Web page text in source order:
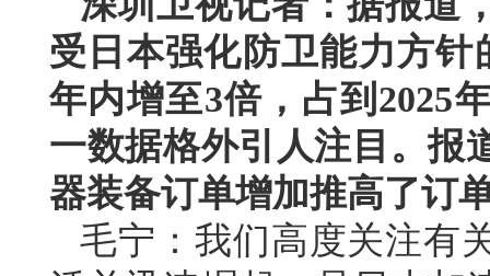
受日本强化防卫能力方
年内增至3倍，占到2025
一数据格外引人注目。报
器装备订单增加推高了订
毛宁：我们高度关注有